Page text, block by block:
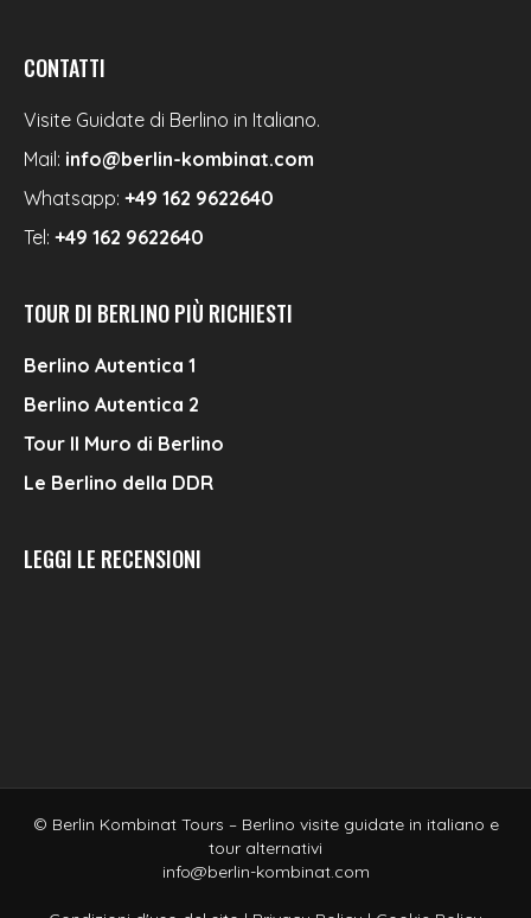
CONTATTI
Visite Guidate di Berlino in Italiano.
Mail: info@berlin-kombinat.com
Whatsapp: +49 162 9622640
Tel: +49 162 9622640
TOUR DI BERLINO PIÙ RICHIESTI
Berlino Autentica 1
Berlino Autentica 2
Tour Il Muro di Berlino
Le Berlino della DDR
LEGGI LE RECENSIONI
© Berlin Kombinat Tours – Berlino visite guidate in italiano e
tour alternativi
info@berlin-kombinat.com